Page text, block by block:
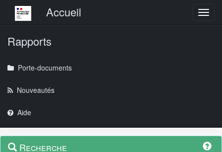
Menu principalAccueil
Rapports
Porte-documents
Nouveautés
Aide
Navigation
Menu
contextuel
Recherche